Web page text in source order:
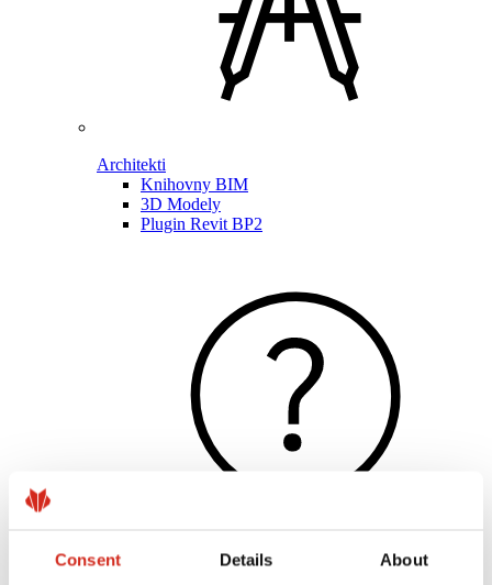
Consent Details About
Architekti
Knihovny BIM
3D Modely
Plugin Revit BP2